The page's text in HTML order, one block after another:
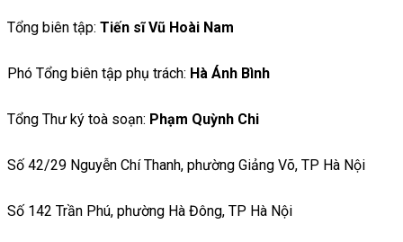
Tổng biên tập: Tiến sĩ Vũ Hoài Nam
Phó Tổng biên tập phụ trách: Hà Ánh Bình
Tổng Thư ký toà soạn: Phạm Quỳnh Chi
Số 42/29 Nguyễn Chí Thanh, phường Giảng Võ, TP Hà Nội
Số 142 Trần Phú, phường Hà Đông, TP Hà Nội